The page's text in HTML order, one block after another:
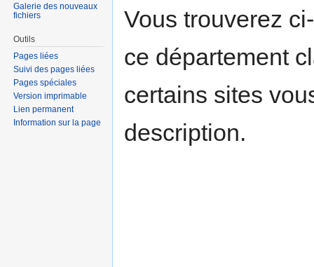
Vous trouverez
ce département
certains sites
description.
Galerie des nouveaux
fichiers
Outils
Pages liées
Suivi des pages liées
Pages spéciales
Version imprimable
Lien permanent
Information sur la page